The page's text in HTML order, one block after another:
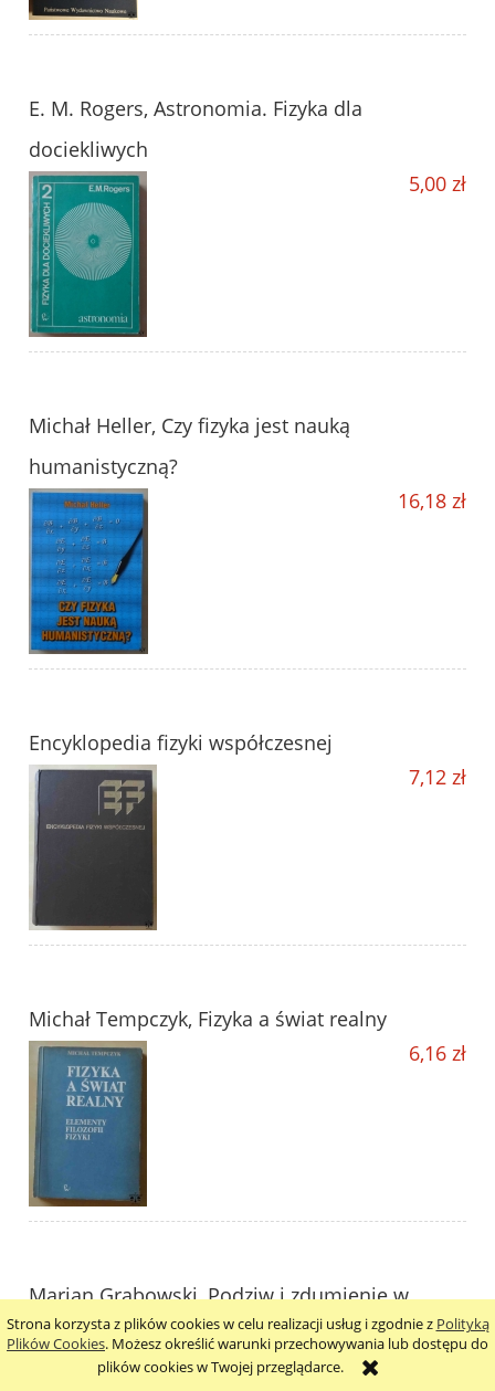
Strona korzysta z plików cookies w celu realizacji usług i zgodnie z Polityką
Plików Cookies. Możesz określić warunki przechowywania lub dostępu do
plików cookies w Twojej przeglądarce.
E. M. Rogers, Astronomia. Fizyka dla
dociekliwych
5,00 zł
Michał Heller, Czy fizyka jest nauką
humanistyczną?
16,18 zł
Encyklopedia fizyki współczesnej
7,12 zł
Michał Tempczyk, Fizyka a świat realny
6,16 zł
Marian Grabowski, Podziw i zdumienie w
matematyce i fizyce